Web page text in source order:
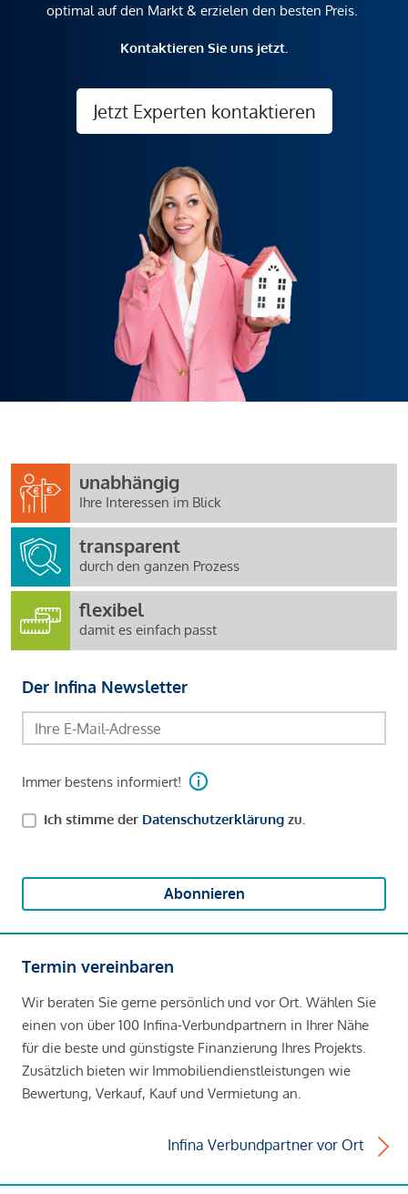
optimal auf den Markt & erzielen den besten Preis.
Kontaktieren Sie uns jetzt.
Jetzt Experten kontaktieren
unabhängig
Ihre Interessen im Blick
transparent
durch den ganzen Prozess
flexibel
damit es einfach passt
Der Infina Newsletter
Immer bestens informiert!
Ich stimme der Datenschutzerklärung zu.
Abonnieren
Termin vereinbaren
Wir beraten Sie gerne persönlich und vor Ort. Wählen Sie
einen von über 100 Infina-Verbundpartnern in Ihrer Nähe
für die beste und günstigste Finanzierung Ihres Projekts.
Zusätzlich bieten wir Immobiliendienstleistungen wie
Bewertung, Verkauf, Kauf und Vermietung an.
Infina Verbundpartner vor Ort